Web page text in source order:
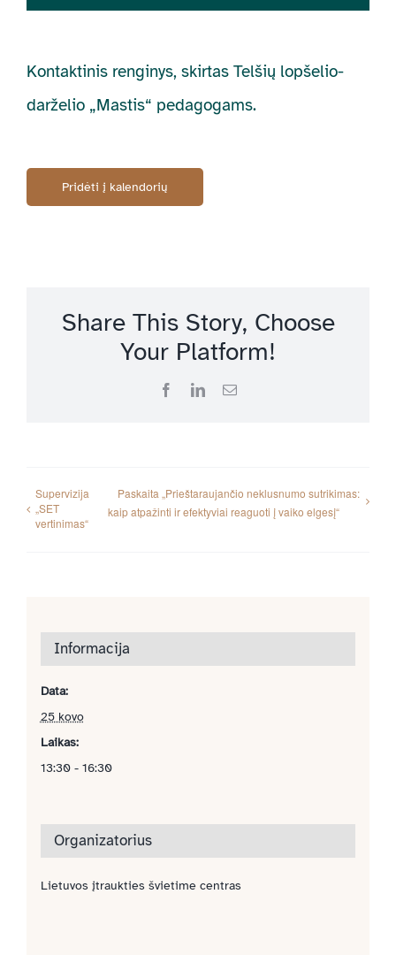
Kontaktinis renginys, skirtas Telšių lopšelio-
darželio „Mastis“ pedagogams.
Pridėti į kalendorių
Share This Story, Choose
Your Platform!
FacebookLinkedInEmail
Supervizija
„SET
vertinimas“
Paskaita „Prieštaraujančio neklusnumo sutrikimas:
kaip atpažinti ir efektyviai reaguoti į vaiko elgesį“
Informacija
Data:
25 kovo
Laikas:
13:30 - 16:30
Organizatorius
Lietuvos įtraukties švietime centras